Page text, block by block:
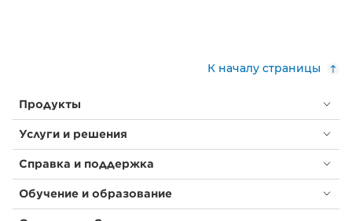
К началу страницы
Продукты
Услуги и решения
Справка и поддержка
Обучение и образование